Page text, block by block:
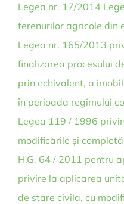
Legea nr. 17/2014
terenurilor agricole din
Legea nr. 165/2013
finalizarea procesului
prin echivalent, a
în perioada regimului
Legea 119 / 1996
modificările și
H.G. 64 / 2011 pentru
privire la aplicarea
de stare civila, cu